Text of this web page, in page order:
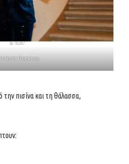
Dominos
πισίνα και τη θάλασσα,